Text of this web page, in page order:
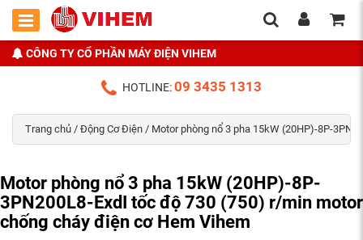
CÔNG TY CỔ PHẦN MÁY ĐIỆN VIHEM
HOTLINE:09 3435 1313
Trang chủ / Động Cơ Điện / Motor phòng nổ 3 pha 15kW (20HP)-8P-
Motor phòng nổ 3 pha 15kW (20HP)-8P-
3PN200L8-ExdI tốc độ 730 (750) r/min motor
chống cháy điện cơ Hem Vihem